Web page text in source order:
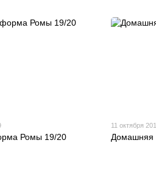
Ромы 19/20
11 октября
Домашняя